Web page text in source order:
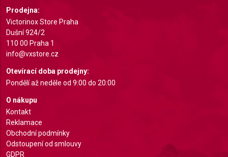
Prodejna:
Victorinox Store Praha
Dušní 924/2
110 00 Praha 1
info@vxstore.cz
Otevírací doba prodejny:
Pondělí až neděle od 9:00 do 20:00
O nákupu
Kontakt
Reklamace
Obchodní podmínky
Odstoupení od smlouvy
GDPR